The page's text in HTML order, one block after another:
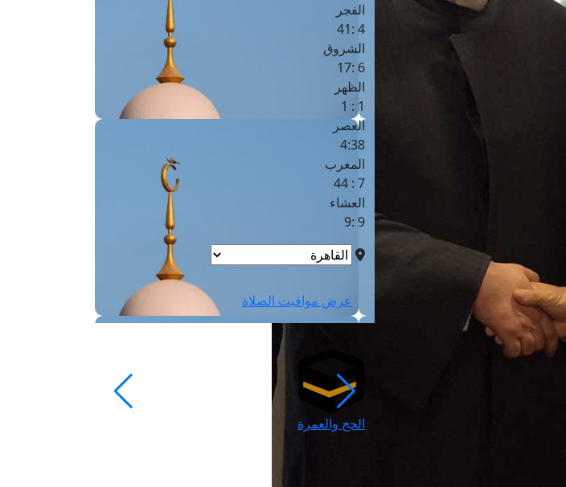
الفجر
4 :41
الشروق
6 :17
الظهر
1 : 1
العصر
4:38
المغرب
7 : 44
العشاء
9 :9
عرض مواقيت الصلاة
الحج والعمرة